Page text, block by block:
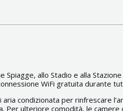
allo Stadio e alla
WiFi gratuita durante
condizionata per rinfrescare
ulteriore comodità, le camere